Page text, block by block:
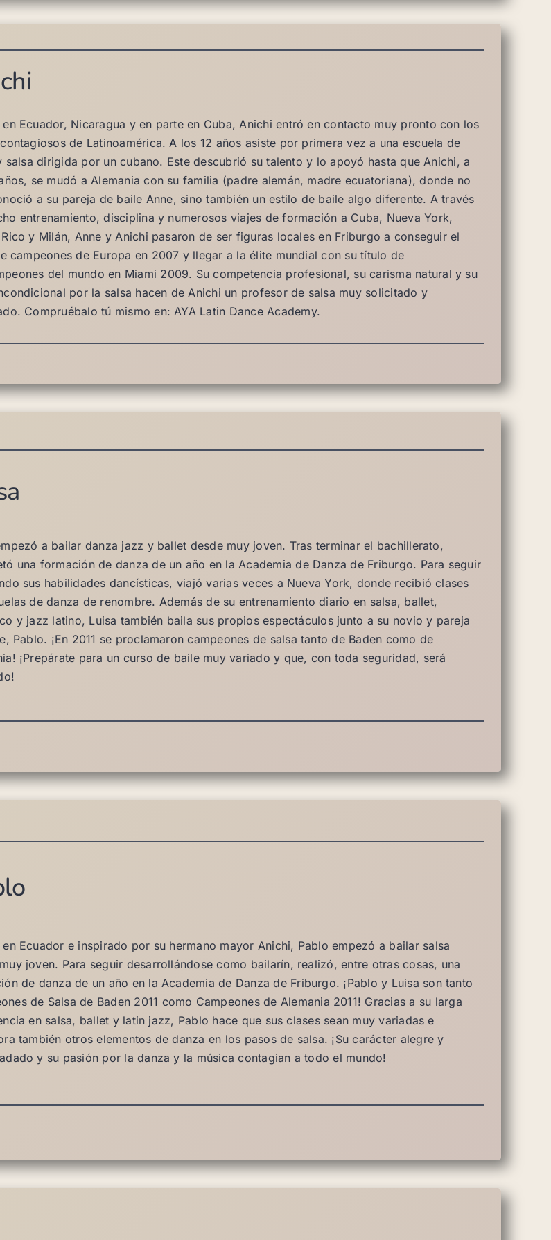
en Ecuador, Nicaragua y en parte en Cuba, Anichi entró en contacto muy pronto con los
de Latinoamérica. A los 12 años asiste por primera vez a una escuela de
salsa dirigida por un cubano. Este descubrió su talento y lo apoyó hasta que Anichi, a
se mudó a Alemania con su familia (padre alemán, madre ecuatoriana), donde no
a su pareja de baile Anne, sino también un estilo de baile algo diferente. A través
entrenamiento, disciplina y numerosos viajes de formación a Cuba, Nueva York,
y Milán, Anne y Anichi pasaron de ser figuras locales en Friburgo a conseguir el
campeones de Europa en 2007 y llegar a la élite mundial con su título de
del mundo en Miami 2009. Su competencia profesional, su carisma natural y su
por la salsa hacen de Anichi un profesor de salsa muy solicitado y
Compruébalo tú mismo en: AYA Latin Dance Academy.
a bailar danza jazz y ballet desde muy joven. Tras terminar el bachillerato,
una formación de danza de un año en la Academia de Danza de Friburgo. Para seguir
sus habilidades dancísticas, viajó varias veces a Nueva York, donde recibió clases
de danza de renombre. Además de su entrenamiento diario en salsa, ballet,
y jazz latino, Luisa también baila sus propios espectáculos junto a su novio y pareja
Pablo. ¡En 2011 se proclamaron campeones de salsa tanto de Baden como de
¡Prepárate para un curso de baile muy variado y que, con toda seguridad, será
en Ecuador e inspirado por su hermano mayor Anichi, Pablo empezó a bailar salsa
joven. Para seguir desarrollándose como bailarín, realizó, entre otras cosas, una
de danza de un año en la Academia de Danza de Friburgo. ¡Pablo y Luisa son tanto
de Salsa de Baden 2011 como Campeones de Alemania 2011! Gracias a su larga
en salsa, ballet y latin jazz, Pablo hace que sus clases sean muy variadas e
también otros elementos de danza en los pasos de salsa. ¡Su carácter alegre y
y su pasión por la danza y la música contagian a todo el mundo!